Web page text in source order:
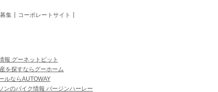
集 コーポレートサイト
報 グーネットピット
を探すならグーホーム
ルならAUTOWAY
ンのバイク情報 バージンハーレー